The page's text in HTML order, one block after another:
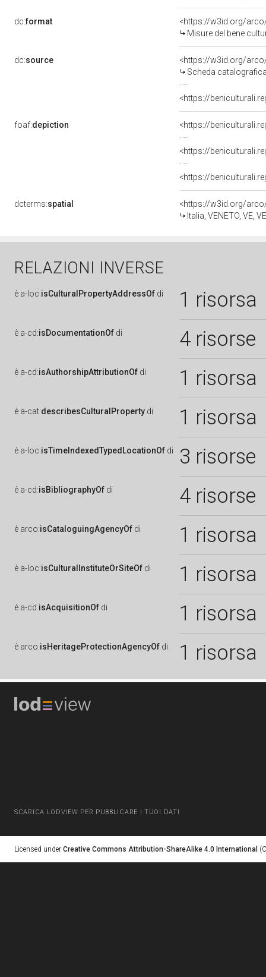
dc:format
<https://w3id.org/
Misure del bene
dc:source
<https://w3id.org/
Scheda
foaf:depiction
dcterms:spatial
<https://w3id.org/
Italia, VENETO, VE,
RELAZIONI INVERSE
è a-loc:isCulturalPropertyAddressOf di 1 risorsa
è a-cd:isDocumentationOf di 4 risorse
è a-cd:isAuthorshipAttributionOf di 1 risorsa
è a-cat:describesCulturalProperty di 1 risorsa
è a-loc:isTimeIndexedTypedLocationOf di 3 risorse
è a-cd:isBibliographyOf di 4 risorse
è arco:isCataloguingAgencyOf di 1 risorsa
è a-loc:isCulturalInstituteOrSiteOf di 1 risorsa
è a-cd:isAcquisitionOf di 1 risorsa
è arco:isHeritageProtectionAgencyOf di 1 risorsa
SCARICA LODVIEW PER PUBBLICARE I TUOI DATI
Licensed under Creative Commons Attribution-ShareAlike 4.0 International